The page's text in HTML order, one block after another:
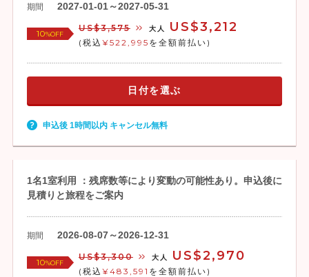
期間 2027-01-01～2027-05-31
10%OFF
US$3,575 大人 US$3,212
(税込 ¥522,995 を全額前払い)
日付を選ぶ
申込後 1時間以内 キャンセル無料
1名1室利用 ：残席数等により変動の可能性あり。申込後に
見積りと旅程をご案内
期間 2026-08-07～2026-12-31
10%OFF
US$3,300 大人 US$2,970
(税込 ¥483,591 を全額前払い)